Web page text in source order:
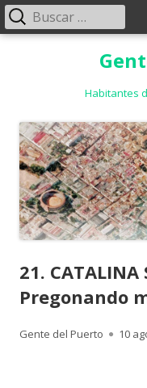
Habitantes
Menú
21. CATALINA
Pregonando
Autor
Gente del Puerto 10